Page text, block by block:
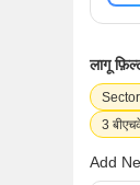
लागू
3
Add